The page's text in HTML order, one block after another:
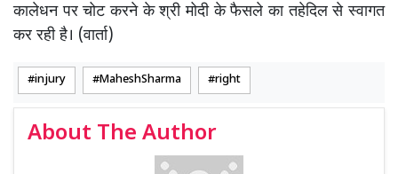
कालेधन पर चोट करने के श्री मोदी के फैसले का तहेदिल से स्वागत
कर रही है। (वार्ता)
injury MaheshSharma right
About The Author